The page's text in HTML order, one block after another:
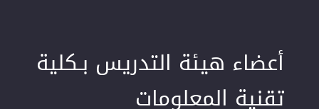
أعضاء هيئة التدريس بـكلية
تقنية المعلومات